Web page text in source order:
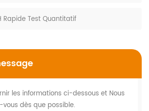
Rapide Test Quantitatif
les informations ci-dessous et Nous
dès que possible.